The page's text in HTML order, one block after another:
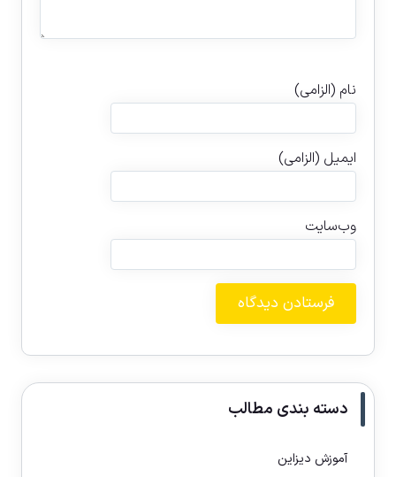
نام (الزامی)
ایمیل (الزامی)
وب‌سایت
دسته بندی مطالب
آموزش دیزاین